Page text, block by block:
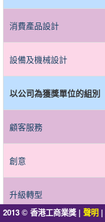
消費產品設計
設備及機械設計
以公司為獲獎單位的組別
顧客服務
創意
升級轉型
2013 © 香港工商業獎 | 聲明 |